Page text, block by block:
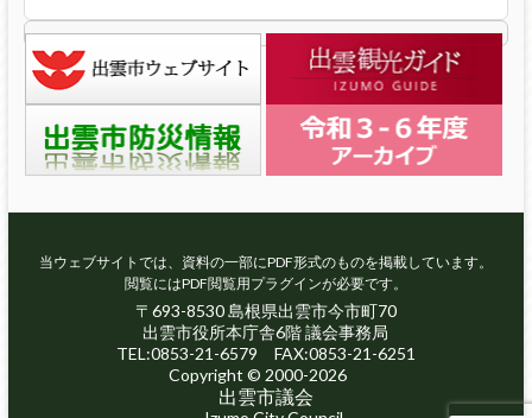
当ウェブサイトでは、資料の一部にPDF形式のものを掲載しています。
閲覧にはPDF閲覧用プラグインが必要です。
〒693-8530 島根県出雲市今市町70
出雲市役所本庁舎6階 議会事務局
TEL:0853-21-6579 FAX:0853-21-6251
Copyright © 2000-2026
出雲市議会